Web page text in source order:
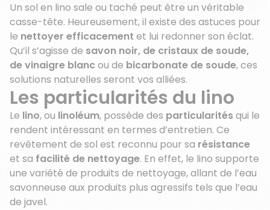
Un sol en lino sale ou taché peut être un véritable
casse-tête. Heureusement, il existe des astuces pour
le nettoyer efficacement et lui redonner son éclat.
Qu’il s’agisse de savon noir, de cristaux de soude,
de vinaigre blancou de bicarbonate de soude, ces
solutions naturelles seront vos alliées.
Les particularités du lino
Le lino, ou linoléum, possède des particularitésqui le
rendent intéressant en termes d’entretien. Ce
revêtement de sol est reconnu pour sa résistance
et sa facilité de nettoyage. En effet, le lino supporte
une variété de produits de nettoyage, allant de l’eau
savonneuse aux produits plus agressifs tels que l’eau
de javel.